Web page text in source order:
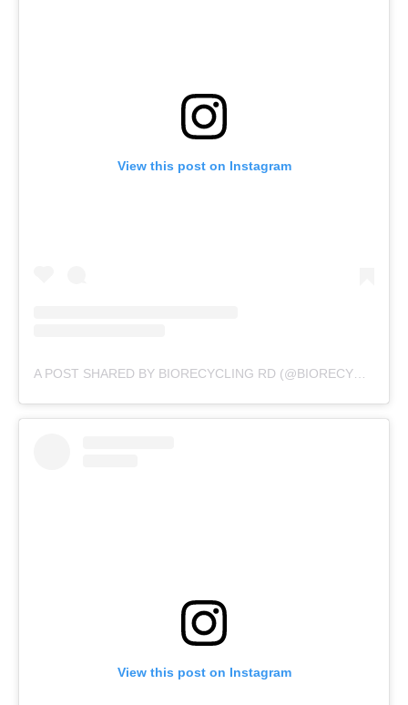
View this post on Instagram
A POST SHARED BY BIORECYCLING RD (@BIORECYCLINGRD)
View this post on Instagram